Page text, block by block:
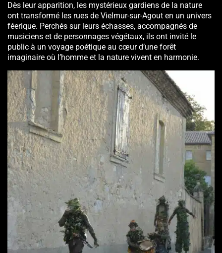
Dès leur apparition, les mystérieux gardiens de la nature
ont transformé les rues de Vielmur-sur-Agout en un univers
féerique. Perchés sur leurs échasses, accompagnés de
musiciens et de personnages végétaux, ils ont invité le
public à un voyage poétique au cœur d’une forêt
imaginaire où l’homme et la nature vivent en harmonie.